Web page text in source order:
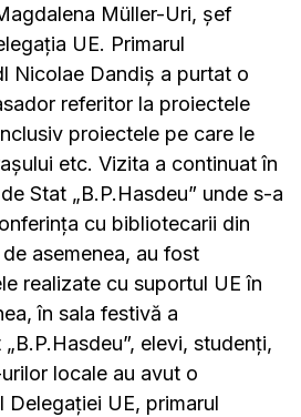
Müller-Uri, şef
UE. Primarul
Nicolae Dandiș a purtat o
referitor la proiectele
proiectele pe care le
etc. Vizita a continuat în
Stat „B.P.Hasdeu” unde s-a
cu bibliotecarii din
asemenea, au fost
realizate cu suportul UE în
în sala festivă a
elevi, studenți,
locale au avut o
UE, primarul